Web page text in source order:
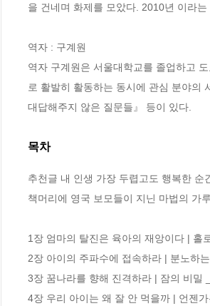
을 건네며 화제를 모았다. 2010년 이라
역자 : 구계원
역자 구계원은 서울대학교를 졸업하고
로 활발히 활동하는 동시에 관심 분야의
대답해주지 않은 질문들』 등이 있다.
목차
추천글 내 인생 가장 두렵고도 행복한 순
책머리에 영국 보모들이 지닌 마법의 가
1장 엄마의 탈진은 육아의 재앙이다 | 홀
2장 아이의 주파수에 접속하라 | 분노하
3장 꿈나라를 향해 진격하라 | 잠의 비밀
4장 우리 아이는 왜 잘 안 먹을까 | 언젠